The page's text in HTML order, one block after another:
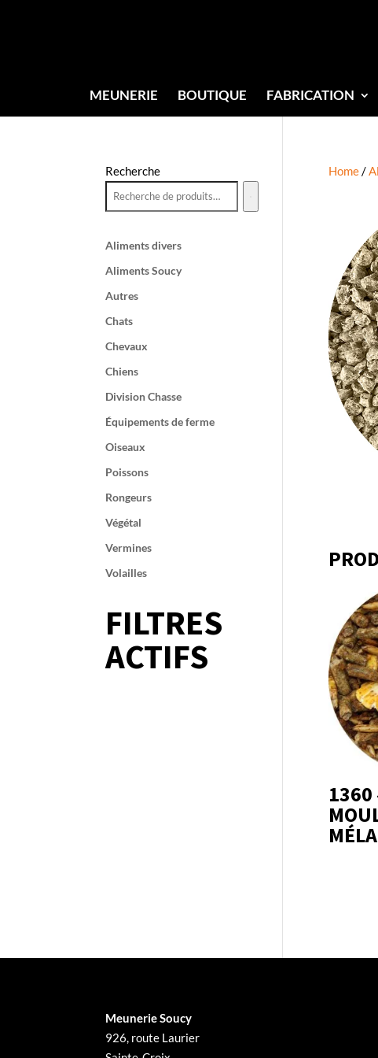
MEUNERIE BOUTIQUE FABRICATION
Home/
1360
Recherche
Aliments divers
Aliments Soucy
Autres
Chats
Chevaux
Chiens
Division Chasse
Équipements de ferme
Oiseaux
Poissons
Rongeurs
Végétal
Vermines
Volailles
FILTRES
ACTIFS
Meunerie Soucy
926, route Laurier